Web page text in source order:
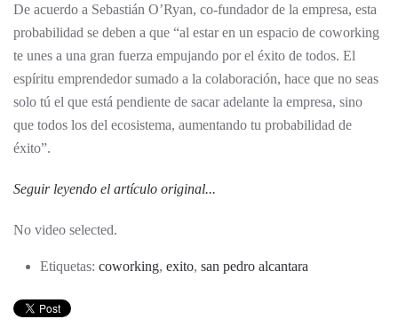
De acuerdo a Sebastián O’Ryan, co-fundador de la empresa, esta
probabilidad se deben a que “al estar en un espacio de coworking
te unes a una gran fuerza empujando por el éxito de todos. El
espíritu emprendedor sumado a la colaboración, hace que no seas
solo tú el que está pendiente de sacar adelante la empresa, sino
que todos los del ecosistema, aumentando tu probabilidad de
éxito”.
Seguir leyendo el artículo original...
No video selected.
Etiquetas: coworking, exito, san pedro alcantara